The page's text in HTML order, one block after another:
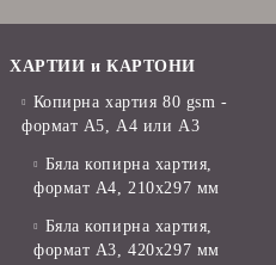
ХАРТИИ и КАРТОНИ
Копирна хартия 80 gsm -
формат А5, А4 или А3
Бяла копирна хартия,
формат А4, 210x297 мм
Бяла копирна хартия,
формат А3, 420x297 мм